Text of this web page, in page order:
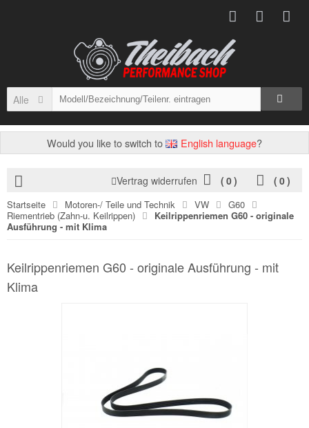
Alle
Would you like to switch to English language?
( 0)
Vertrag widerrufen ( 0)
Startseite Motoren-/ Teile und Technik VW
G60
Riementrieb (Zahn-u. Keilrippen)
Keilrippenriemen G60 - originale
Ausführung - mit Klima
Keilrippenriemen G60 - originale Ausführung - mit
Klima